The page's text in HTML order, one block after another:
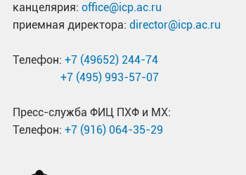
канцелярия: office@icp.ac.ru
приемная директора: director@icp.ac.ru
Телефон: +7 (49652) 244-74
+7 (495) 993-57-07
Пресс-служба ФИЦ ПХФ и МХ:
Телефон: +7 (916) 064-35-29